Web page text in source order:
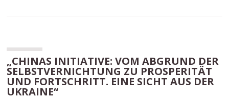
„CHINAS INITIATIVE: VOM ABGRUND DER
SELBSTVERNICHTUNG ZU PROSPERITÄT
UND FORTSCHRITT. EINE SICHT AUS DER
UKRAINE“